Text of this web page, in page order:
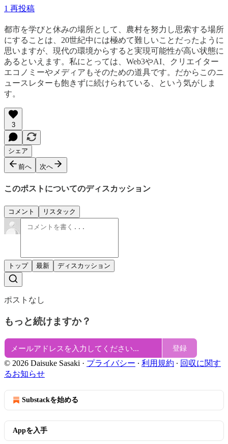
1 再投稿
都市を学びと休みの場所として、農村を努力し思索する場所
にすることは、20世紀中には極めて難しいことだったように
思いますが、現代の環境からすると実現可能性が高い状態に
あるといえます。私にとっては、Web3やAI、クリエイター
エコノミーやメディアもそのための道具です。だからこのニ
ュースレターも飽きずに続けられている、という気がしま
す。
3
シェア
前へ 次へ
このポストについてのディスカッション
コメント リスタック
トップ 最新 ディスカッション
ポストなし
もっと続けますか？
登録
© 2026 Daisuke Sasaki · プライバシー ∙ 利用規約 ∙ 回収に関す
るお知らせ
Substackを始める
Appを入手